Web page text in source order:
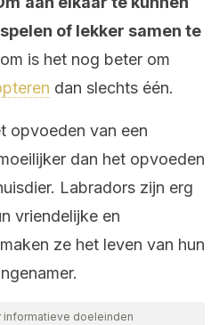
of lekker samen te
is het nog beter om
dan slechts één.
opvoeden van een
dan het opvoeden
Labradors zijn erg
vriendelijke en
ze het leven van hun
doeleinden